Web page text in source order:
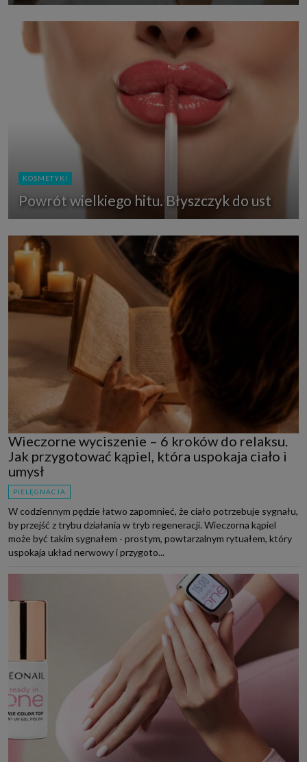
KOSMETYKI
Powrót wielkiego hitu. Błyszczyk do ust
Wieczorne wyciszenie – 6 kroków do relaksu.
Jak przygotować kąpiel, która uspokaja ciało i
umysł
PIELĘGNACJA
W codziennym pędzie łatwo zapomnieć, że ciało potrzebuje sygnału,
by przejść z trybu działania w tryb regeneracji. Wieczorna kąpiel
może być takim sygnałem - prostym, powtarzalnym rytuałem, który
uspokaja układ nerwowy i przygoto...